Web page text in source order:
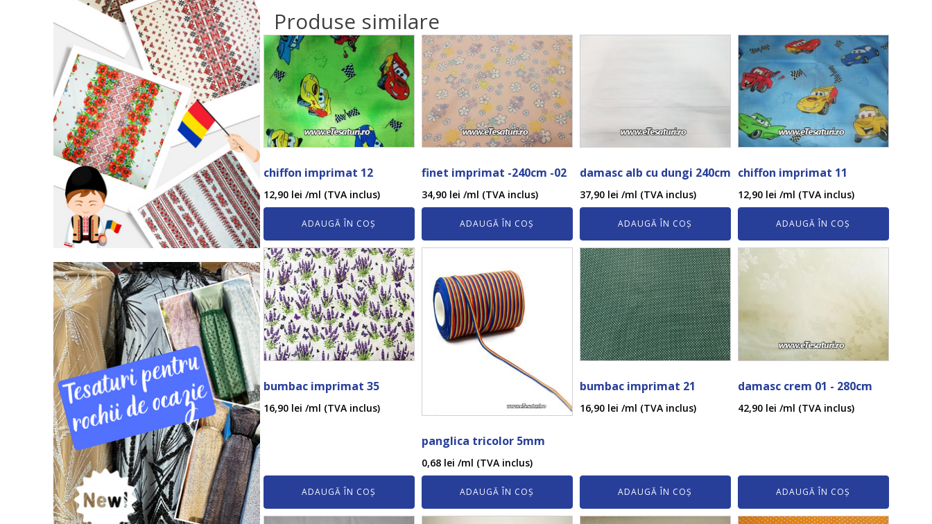
Produse similare
chiffon imprimat 12
12,90 lei /ml (TVA inclus)
ADAUGĂ ÎN COȘ
finet imprimat -240cm -02
34,90 lei /ml (TVA inclus)
ADAUGĂ ÎN COȘ
damasc alb cu dungi 240cm
37,90 lei /ml (TVA inclus)
ADAUGĂ ÎN COȘ
chiffon imprimat 11
12,90 lei /ml (TVA inclus)
ADAUGĂ ÎN COȘ
bumbac imprimat 35
16,90 lei /ml (TVA inclus)
ADAUGĂ ÎN COȘ
panglica tricolor 5mm
0,68 lei /ml (TVA inclus)
ADAUGĂ ÎN COȘ
bumbac imprimat 21
16,90 lei /ml (TVA inclus)
ADAUGĂ ÎN COȘ
damasc crem 01 - 280cm
42,90 lei /ml (TVA inclus)
ADAUGĂ ÎN COȘ